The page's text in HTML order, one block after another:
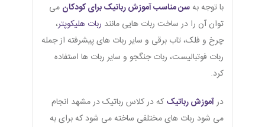
با توجه بهسن مناسب آموزش رباتیک برای کودکان می
توان آن را در ساخت ربات هایی مانند ربات هلیکوپتر،
چرخ و فلک، تاب برقی و سایر ربات های پیشرفته از جمله
ربات فوتبالیست، ربات جنگجو و سایر ربات ها استفاده
کرد.
درآموزش رباتیک که در کلاس رباتیک در مشهد انجام
می شود ربات های مختلفی ساخته می شود که برای به